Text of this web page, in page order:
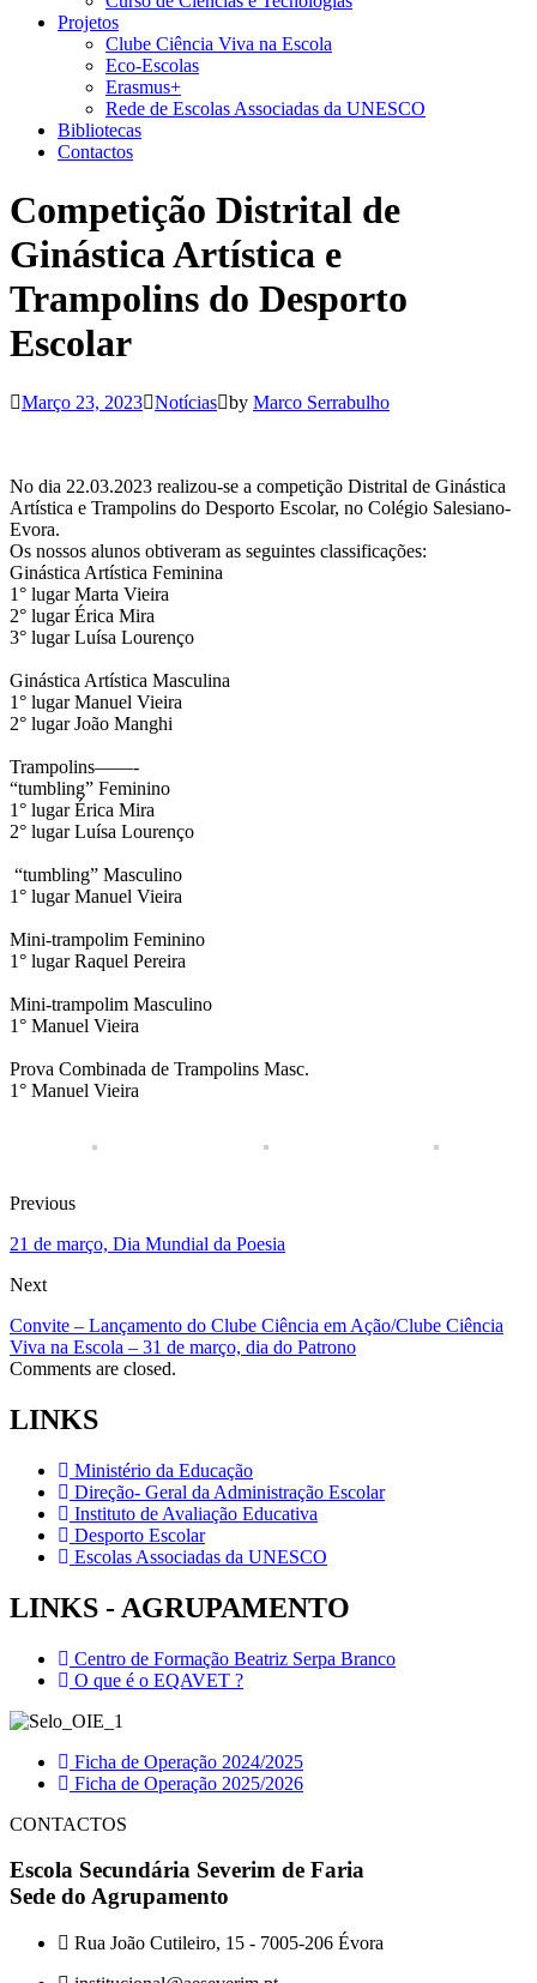
Projetos
Clube Ciência Viva na Escola
Eco-Escolas
Erasmus+
Rede de Escolas Associadas da UNESCO
Bibliotecas
Contactos
Competição Distrital de
Ginástica Artística e
Trampolins do Desporto
Escolar
Março 23, 2023 Notícias by Marco Serrabulho
No dia 22.03.2023 realizou-se a competição Distrital de Ginástica
Artística e Trampolins do Desporto Escolar, no Colégio Salesiano-
Evora.
Os nossos alunos obtiveram as seguintes classificações:
Ginástica Artística Feminina
1° lugar Marta Vieira
2° lugar Érica Mira
3° lugar Luísa Lourenço
Ginástica Artística Masculina
1° lugar Manuel Vieira
2° lugar João Manghi
Trampolins——-
“tumbling” Feminino
1° lugar Érica Mira
2° lugar Luísa Lourenço
“tumbling” Masculino
1° lugar Manuel Vieira
Mini-trampolim Feminino
1° lugar Raquel Pereira
Mini-trampolim Masculino
1° Manuel Vieira
Prova Combinada de Trampolins Masc.
1° Manuel Vieira
Previous
21 de março, Dia Mundial da Poesia
Next
Convite – Lançamento do Clube Ciência em Ação/Clube Ciência
Viva na Escola – 31 de março, dia do Patrono
Comments are closed.
LINKS
Ministério da Educação
Direção- Geral da Administração Escolar
Instituto de Avaliação Educativa
Desporto Escolar
Escolas Associadas da UNESCO
LINKS - AGRUPAMENTO
Centro de Formação Beatriz Serpa Branco
O que é o EQAVET ?
Ficha de Operação 2024/2025
Ficha de Operação 2025/2026
CONTACTOS
Escola Secundária Severim de Faria
Sede do Agrupamento
Rua João Cutileiro, 15 - 7005-206 Évora